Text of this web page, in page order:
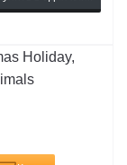
Holiday,